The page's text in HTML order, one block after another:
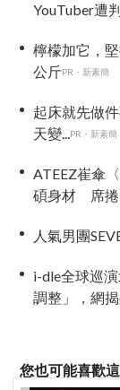
YouTuber遭
檸檬加它，
公斤PR・新素簡
起床就先做
天變...PR・新素簡
ATEEZ崔傘
碩身材 席捲
人氣男團
i-dle全球巡
調整」，網
您也可能喜歡